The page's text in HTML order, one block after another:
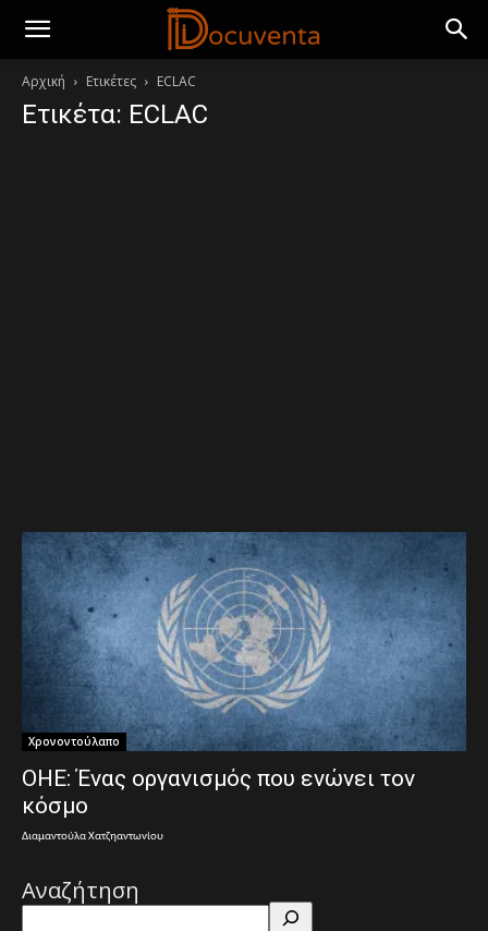
Αρχική Ετικέτες ECLAC
Ετικέτα: ECLAC
Χρονοντούλαπο
ΟΗΕ: Ένας οργανισμός που ενώνει τον
κόσμο
Διαμαντούλα Χατζηαντωνίου
Αναζήτηση